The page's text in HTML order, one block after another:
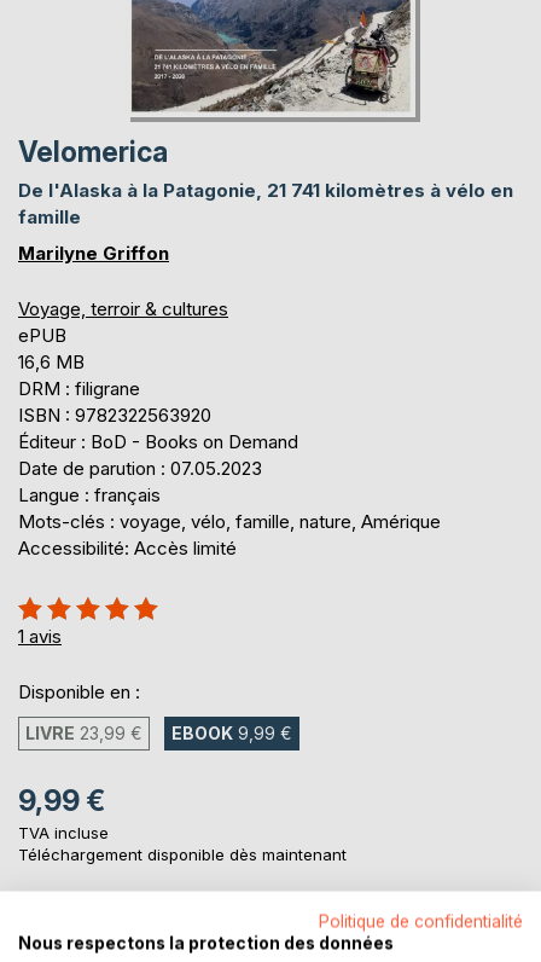
Velomerica
De l'Alaska à la Patagonie, 21 741 kilomètres à vélo en
famille
Marilyne Griffon
Voyage, terroir & cultures
ePUB
16,6 MB
DRM : filigrane
ISBN : 9782322563920
Éditeur : BoD - Books on Demand
Date de parution : 07.05.2023
Langue : français
Mots-clés : voyage, vélo, famille, nature, Amérique
Accessibilité: Accès limité
Évaluation:
100%
1 avis
Disponible en :
LIVRE 23,99 € EBOOK 9,99 €
9,99 €
TVA incluse
Téléchargement disponible dès maintenant
AJOUTER AU PANIER
Politique de confidentialité
Nous respectons la protection des données